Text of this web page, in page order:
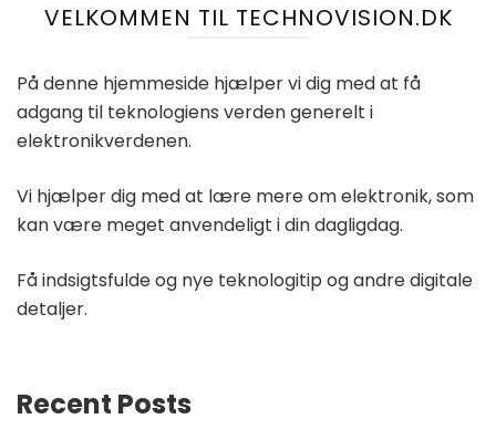
VELKOMMEN TIL TECHNOVISION.DK
På denne hjemmeside hjælper vi dig med at få
adgang til teknologiens verden generelt i
elektronikverdenen.
Vi hjælper dig med at lære mere om elektronik, som
kan være meget anvendeligt i din dagligdag.
Få indsigtsfulde og nye teknologitip og andre digitale
detaljer.
Recent Posts